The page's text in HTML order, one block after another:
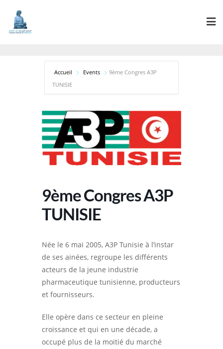
Accueil Events
9ème Congres A3P
TUNISIE
9ème Congres A3P
TUNISIE
Née le 6 mai 2005, A3P Tunisie à l’instar
de ses ainées, regroupe les différents
acteurs de la jeune industrie
pharmaceutique tunisienne, producteurs
et fournisseurs.
Elle opère dans ce secteur en pleine
croissance et qui en une décade, a
occupé plus de la moitié du marché